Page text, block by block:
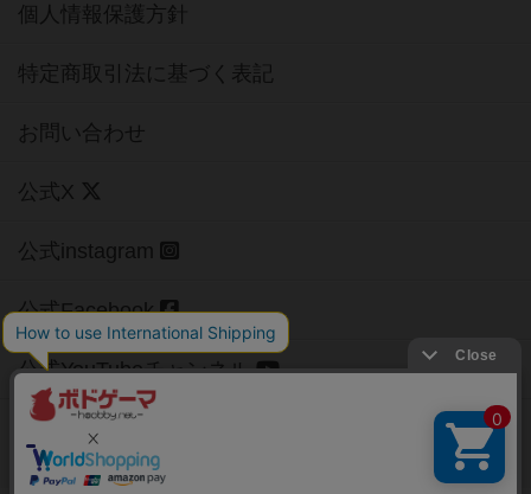
個人情報保護方針
特定商取引法に基づく表記
お問い合わせ
公式X
公式instagram
公式Facebook
公式YouTubeチャンネル